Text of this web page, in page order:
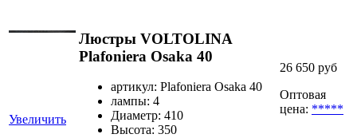
Увеличить
Люстры VOLTOLINA
Plafoniera Osaka 40
артикул: Plafoniera Osaka 40
лампы: 4
Диаметр: 410
Высота: 350
26 650 руб
Оптовая
цена: *****